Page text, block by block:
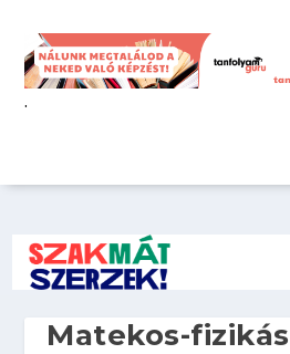
.
Matekos-